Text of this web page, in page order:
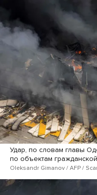
Удар, по словам главы
по объектам
Oleksandr Gimanov / AFP /